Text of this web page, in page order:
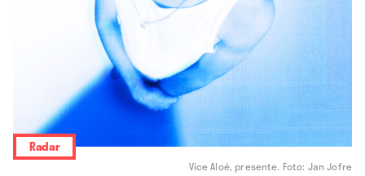
Vice Aloé, presente. Foto: Jan Jofre
Radar